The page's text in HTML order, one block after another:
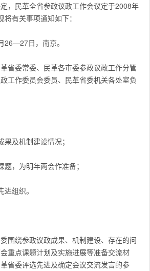
民革全省参政议政工作会议定于2008年
有关事项通知如下：
日，南京。
委常委、民革各市委参政议政工作分管
工作委员会委员、民革省委机关各处室负
及机制建设情况；
，为明年两会作准备；
组织。
绕参政议政成果、机制建设、存在的问
重点课题计划及实施进展等准备交流材
省委评选先进及确定会议交流发言的参